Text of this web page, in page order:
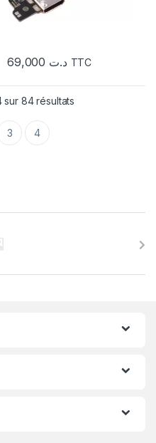
د.ت TTC
sur 84 résultats
3 4